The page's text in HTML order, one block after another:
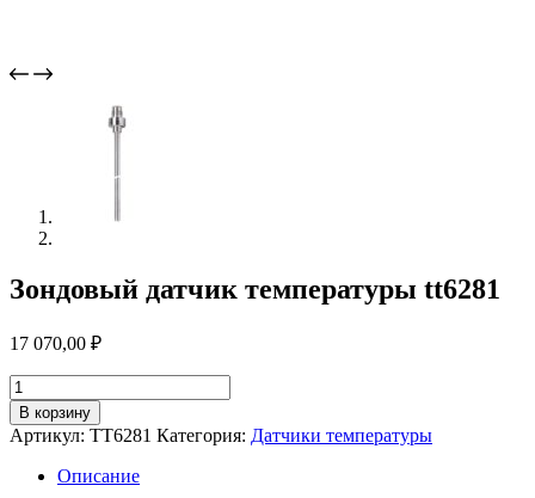
Зондовый датчик температуры tt6281
17 070,00 ₽
Количество
товара
Зондовый
датчик
температуры
В корзину
Артикул: TT6281 Категория: Датчики температуры
Описание